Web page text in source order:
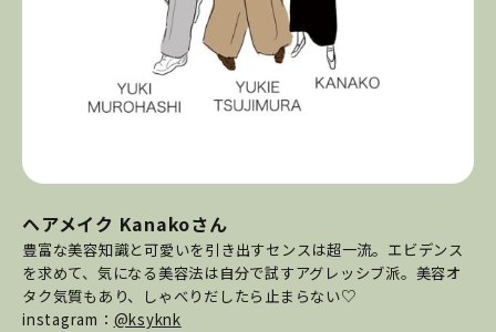
ヘアメイク Kanakoさん
豊富な美容知識と可愛いを引き出すセンスは超一流。エビデンス
を求めて、気になる美容法は自分で試すアグレッシブ派。美容オ
タク気質もあり、しゃべりだしたら止まらない♡
instagram： @ksyknk